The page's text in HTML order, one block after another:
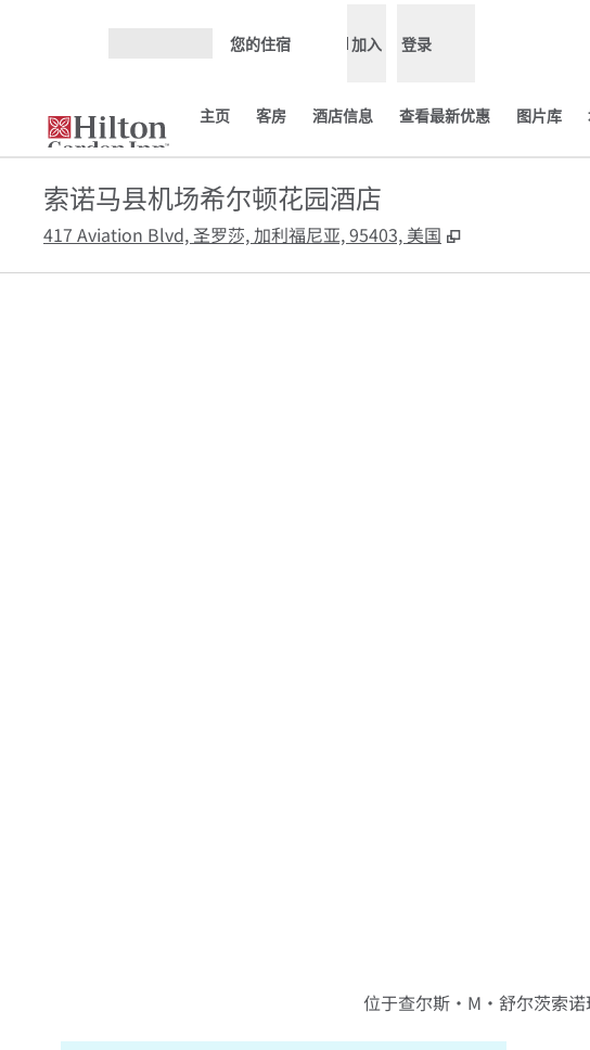
您的住宿 加入 登录
主页 客房 酒店信息 查看最新优惠​ 图片库
索诺马县机场希尔顿花园酒店
417 Aviation Blvd, 圣罗莎, 加利福尼亚, 95403, 美国
,
位于查尔斯·M·舒尔茨索诺